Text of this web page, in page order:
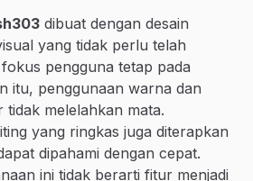
dibuat dengan desain
yang tidak perlu telah
pengguna tetap pada
itu, penggunaan warna dan
tidak melelahkan mata.
yang ringkas juga diterapkan
dipahami dengan cepat.
ini tidak berarti fitur menjadi